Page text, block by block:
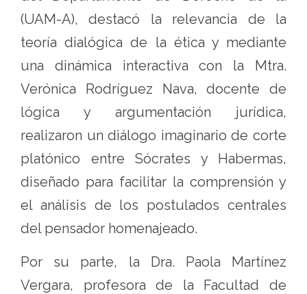
(UAM-A), destacó la relevancia de la
teoría dialógica de la ética y mediante
una dinámica interactiva con la Mtra.
Verónica Rodríguez Nava, docente de
lógica y argumentación jurídica,
realizaron un diálogo imaginario de corte
platónico entre Sócrates y Habermas,
diseñado para facilitar la comprensión y
el análisis de los postulados centrales
del pensador homenajeado.
Por su parte, la Dra. Paola Martínez
Vergara, profesora de la Facultad de